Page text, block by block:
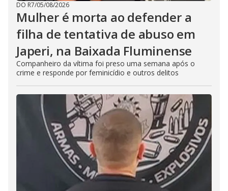
DO R7/05/08/2026
Mulher é morta ao defender a
filha de tentativa de abuso em
Japeri, na Baixada Fluminense
Companheiro da vítima foi preso uma semana após o
crime e responde por feminicídio e outros delitos